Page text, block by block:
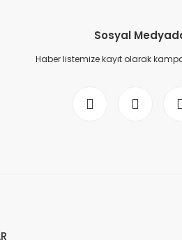
Sosyal
Haber listemize kayıt olarak